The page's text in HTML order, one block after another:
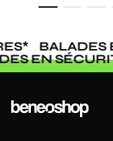
* BALADES
EN